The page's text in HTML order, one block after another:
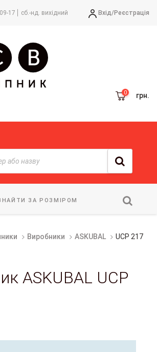
17 сб.-нд. вихідний Вхід/Реєстрація
грн.
ЗА РОЗМІРОМ
Виробники ASKUBAL UCP 217
ASKUBAL UCP